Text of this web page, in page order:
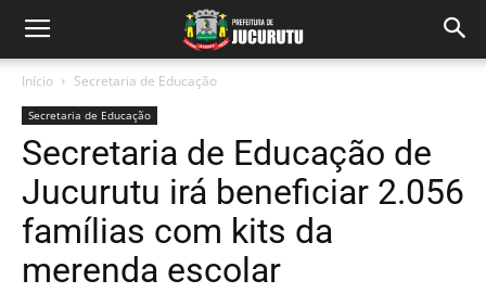
Início Secretaria de Educação
Secretaria de Educação
Secretaria de Educação de
Jucurutu irá beneficiar 2.056
famílias com kits da
merenda escolar